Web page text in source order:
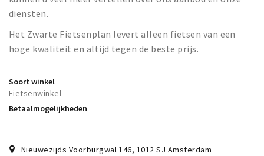
diensten.
Het Zwarte Fietsenplan levert alleen fietsen van een
hoge kwaliteit en altijd tegen de beste prijs.
Soort winkel
Fietsenwinkel
Betaalmogelijkheden
Nieuwezijds Voorburgwal 146, 1012 SJ Amsterdam